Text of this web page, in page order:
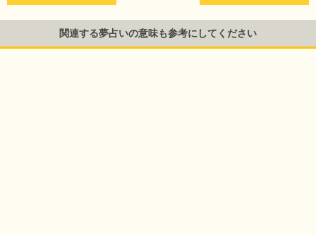
関連する夢占いの意味も参考にしてください